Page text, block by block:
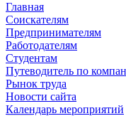
Главная
Соискателям
Предпринимателям
Работодателям
Студентам
Путеводитель по
Рынок труда
Новости сайта
Календарь мероприятий